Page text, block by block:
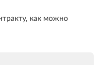
как можно